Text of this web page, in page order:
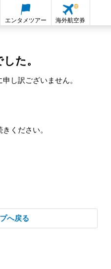
エンタメツアー 海外航空券
た。
し訳ございません。
ください。
プへ戻る